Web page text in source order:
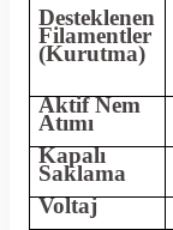
Desteklenen
Filamentler
(Kurutma)
Aktif Nem
Atımı
Kapalı
Saklama
Voltaj